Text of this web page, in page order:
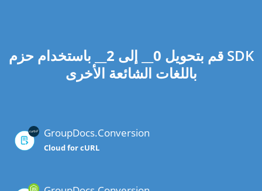
قم بتحويل 0 __ إلى 2 __ باستخدام حزم SDK
باللغات الشائعة الأخرى
GroupDocs.Conversion
Cloud for cURL